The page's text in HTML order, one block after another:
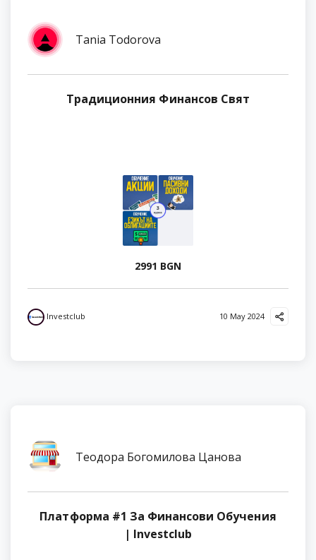
Tania Todorova
Традиционния Финансов Свят
2991 BGN
Investclub 10 May 2024
Теодора Богомилова Цанова
Платформа #1 За Финансови Обучения
| Investclub